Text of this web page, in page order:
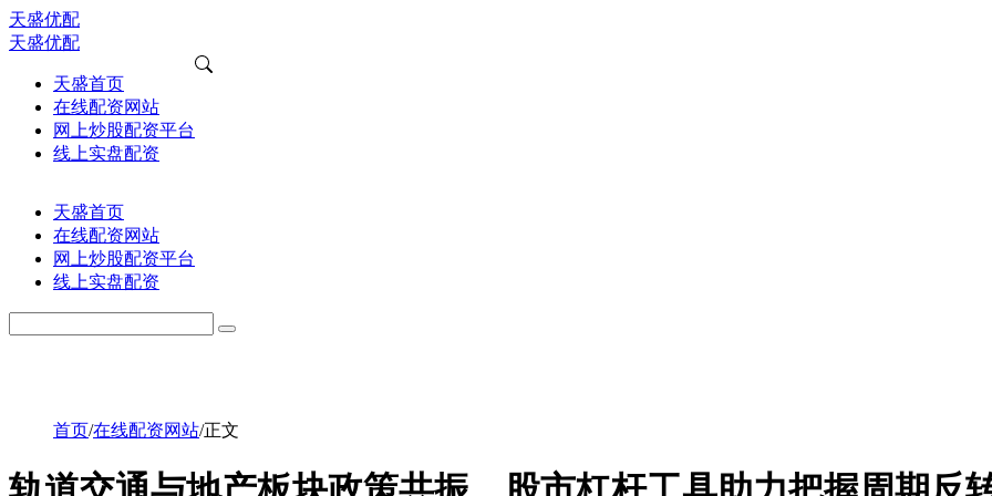
天盛优配
天盛优配
天盛首页
在线配资网站
网上炒股配资平台
线上实盘配资
天盛首页
在线配资网站
网上炒股配资平台
线上实盘配资
首页/在线配资网站/正文